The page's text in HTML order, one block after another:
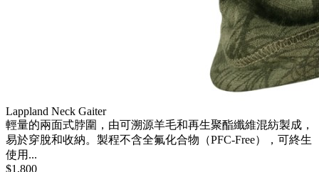
Lappland Neck Gaiter
輕量的兩面式脖圍，由可溯源羊毛和再生聚酯纖維混紡製成，
易於穿脫和收納。製程不含全氟化合物（PFC-Free），可終生
使用...
$1,800